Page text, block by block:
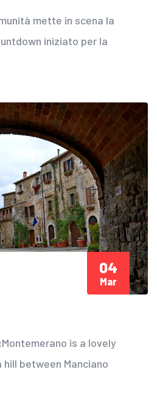
mette in scena la
iniziato per la
is a lovely
between Manciano
04
Mar